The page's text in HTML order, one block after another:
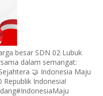
besar SDN 02 Lubuk
dalam semangat:
🤝 Indonesia Maju
Republik Indonesia!